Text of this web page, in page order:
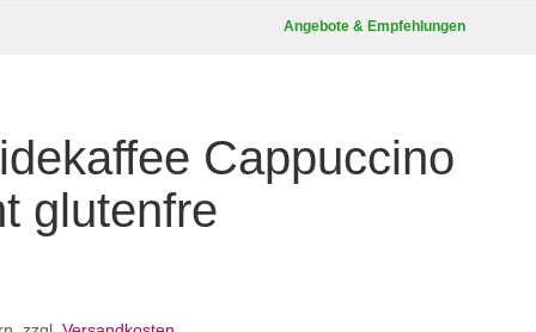
Angebote & Empfehlungen
Cappuccino
glutenfre